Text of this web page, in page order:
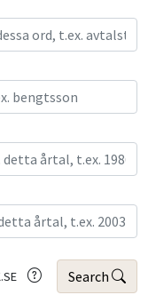
Search